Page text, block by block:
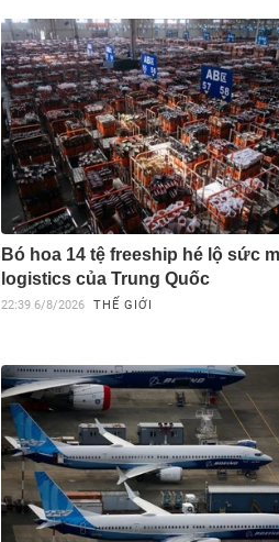
Bó hoa 14 tệ freeship hé lộ sức
logistics của Trung Quốc
22:39 6/8/2026 THẾ GIỚI